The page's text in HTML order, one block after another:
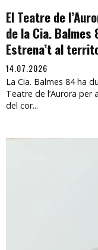
El Teatre de
de la Cia.
Estrena’t al
14.07.2026
La Cia. Balmes 84 ha
Teatre de l’Aurora per
del cor...